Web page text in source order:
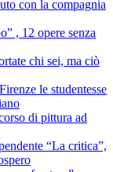
con la compagnia
, 12 opere senza
chi sei, ma ciò
le studentesse
di pittura ad
“La critica”,